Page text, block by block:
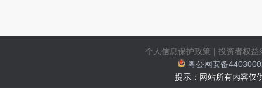
个人信息保护政策 | 投资者权益
粤公网安备
提示：网站所有内容仅